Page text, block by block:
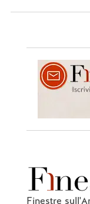
Finestre